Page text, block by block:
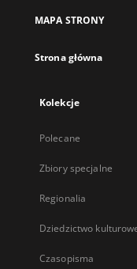
MAPA STRONY
Strona główna
Kolekcje
Polecane
Zbiory specjalne
Regionalia
Dziedzictwo
Czasopisma